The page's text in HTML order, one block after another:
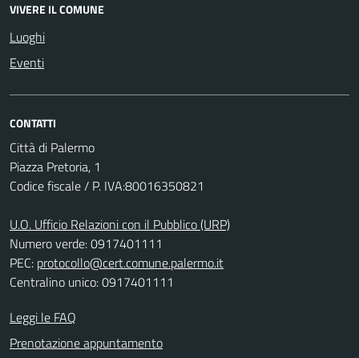
VIVERE IL COMUNE
Luoghi
Eventi
CONTATTI
Città di Palermo
Piazza Pretoria, 1
Codice fiscale / P. IVA:80016350821
U.O. Ufficio Relazioni con il Pubblico (URP)
Numero verde: 0917401111
PEC: protocollo@cert.comune.palermo.it
Centralino unico: 0917401111
Leggi le FAQ
Prenotazione appuntamento